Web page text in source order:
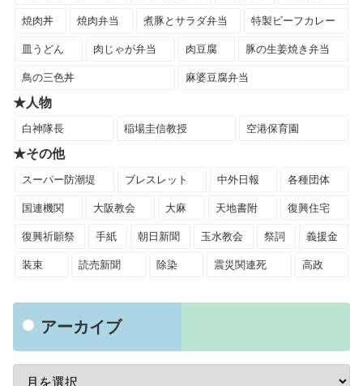
焼肉丼 焼肉弁当 煮豚とサラダ弁当 特製ビーフカレー
皿うどん 肉じゃが弁当 肉豆腐 豚の生姜焼き弁当
鳥の三色丼 麻婆豆腐弁当
★人物
白神隊長 稲場圭信教授 空港保育園
★その他
スーパー防潮堤 ブレスレット 中外日報 各種団体
国連機関 大阪教会 大麻 天地書附 復興住宅
復興祈願祭 手紙 朝日新聞 玉水教会 祭詞 義援金
装束 読売新聞 除染 震災関連死 高政
アーカイブ